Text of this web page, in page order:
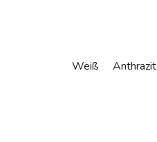
Weiß Anthrazit